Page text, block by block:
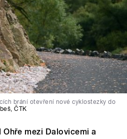
brání otevření nové cyklostezky do
,ČTK
mezi Dalovicemi a